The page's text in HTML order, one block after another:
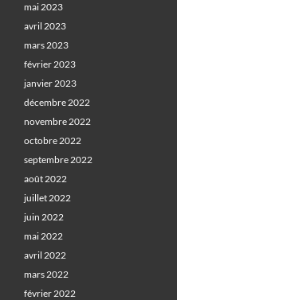
mai 2023
avril 2023
mars 2023
février 2023
janvier 2023
décembre 2022
novembre 2022
octobre 2022
septembre 2022
août 2022
juillet 2022
juin 2022
mai 2022
avril 2022
mars 2022
février 2022